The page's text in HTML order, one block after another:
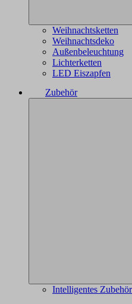
Weihnachtsketten
Weihnachtsdeko
Außenbeleuchtung
Lichterketten
LED Eiszapfen
Zubehör
Intelligentes